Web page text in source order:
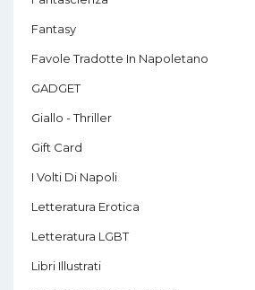
Fantasy
Favole Tradotte In Napoletano
GADGET
Giallo - Thriller
Gift Card
I Volti Di Napoli
Letteratura Erotica
Letteratura LGBT
Libri Illustrati